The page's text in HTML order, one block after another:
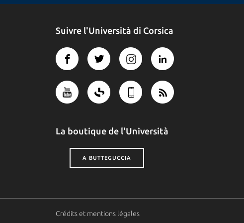
Suivre l'Università di Corsica
La boutique de l'Università
A BUTTEGUCCIA
Crédits et mentions légales